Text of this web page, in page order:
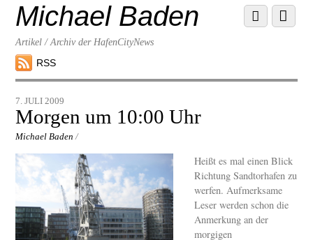
contentMichael Baden
Artikel / Archiv der HafenCityNews
RSS
Menu
Scroll
down
7. JULI 2009
Morgen um 10:00 Uhr
Michael Baden /
Heißt es mal einen Blick
Richtung Sandtorhafen zu
werfen. Aufmerksame
Leser werden schon die
Anmerkung an der
morgigen